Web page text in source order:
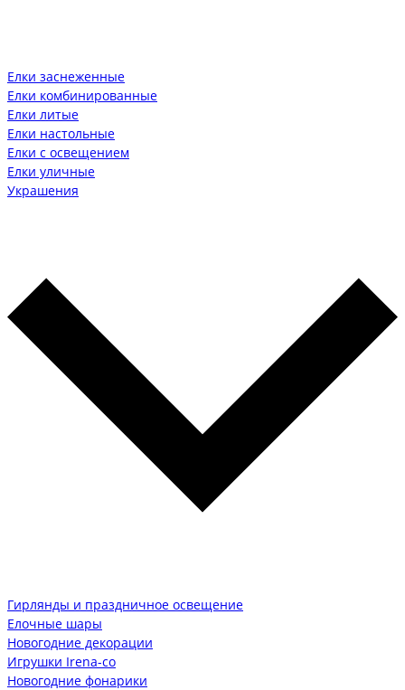
Елки заснеженные
Елки комбинированные
Елки литые
Елки настольные
Елки с освещением
Елки уличные
Украшения
Гирлянды и праздничное освещение
Елочные шары
Новогодние декорации
Игрушки Irena-co
Новогодние фонарики